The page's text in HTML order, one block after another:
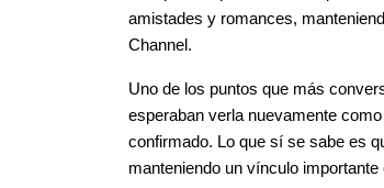
amistades y romances,
Channel.
Uno de los puntos que más
esperaban verla nuevamente
confirmado. Lo que sí se sabe es
manteniendo un vínculo